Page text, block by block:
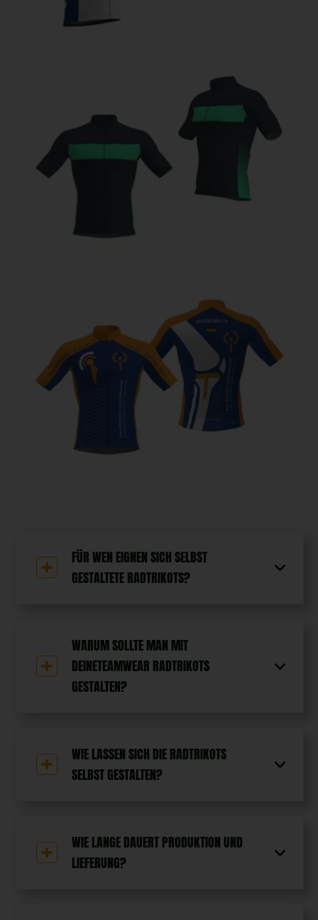
FÜR WEN EIGNEN SICH SELBST
GESTALTETE RADTRIKOTS?
WARUM SOLLTE MAN MIT
DEINETEAMWEAR RADTRIKOTS
GESTALTEN?
WIE LASSEN SICH DIE RADTRIKOTS
SELBST GESTALTEN?
WIE LANGE DAUERT PRODUKTION UND
LIEFERUNG?